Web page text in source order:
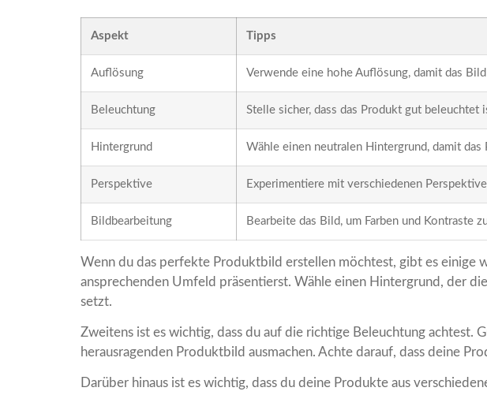
Aspekt Tipps
Auflösung Verwende eine hohe Auflösung, damit das
Beleuchtung Stelle sicher, dass das Produkt gut beleuchtet
Hintergrund Wähle einen neutralen Hintergrund, damit
Perspektive Experimentiere mit verschiedenen
Bildbearbeitung Bearbeite das Bild, um Farben und Kontraste
Wenn du das perfekte Produktbild erstellen möchtest, gibt es einige
ansprechenden Umfeld präsentierst. Wähle einen Hintergrund, der
setzt.
Zweitens ist es wichtig, dass du auf die richtige Beleuchtung achtest.
herausragenden Produktbild ausmachen. Achte darauf, dass deine
Darüber hinaus ist es wichtig, dass du deine Produkte aus